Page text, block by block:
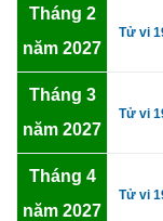
Tháng 2
năm 2027
Tử vi
Tháng 3
năm 2027
Tử vi
Tháng 4
năm 2027
Tử vi